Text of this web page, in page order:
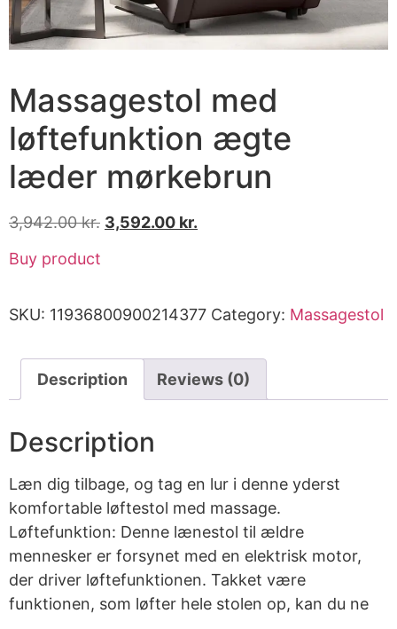
Massagestol med
løftefunktion ægte
læder mørkebrun
3,942.00kr. 3,592.00 kr.
Buy product
SKU: 11936800900214377 Category: Massagestol
Description Reviews (0)
Description
Læn dig tilbage, og tag en lur i denne yderst
komfortable løftestol med massage.
Løftefunktion: Denne lænestol til ældre
mennesker er forsynet med en elektrisk motor,
der driver løftefunktionen. Takket være
funktionen, som løfter hele stolen op, kan du ne